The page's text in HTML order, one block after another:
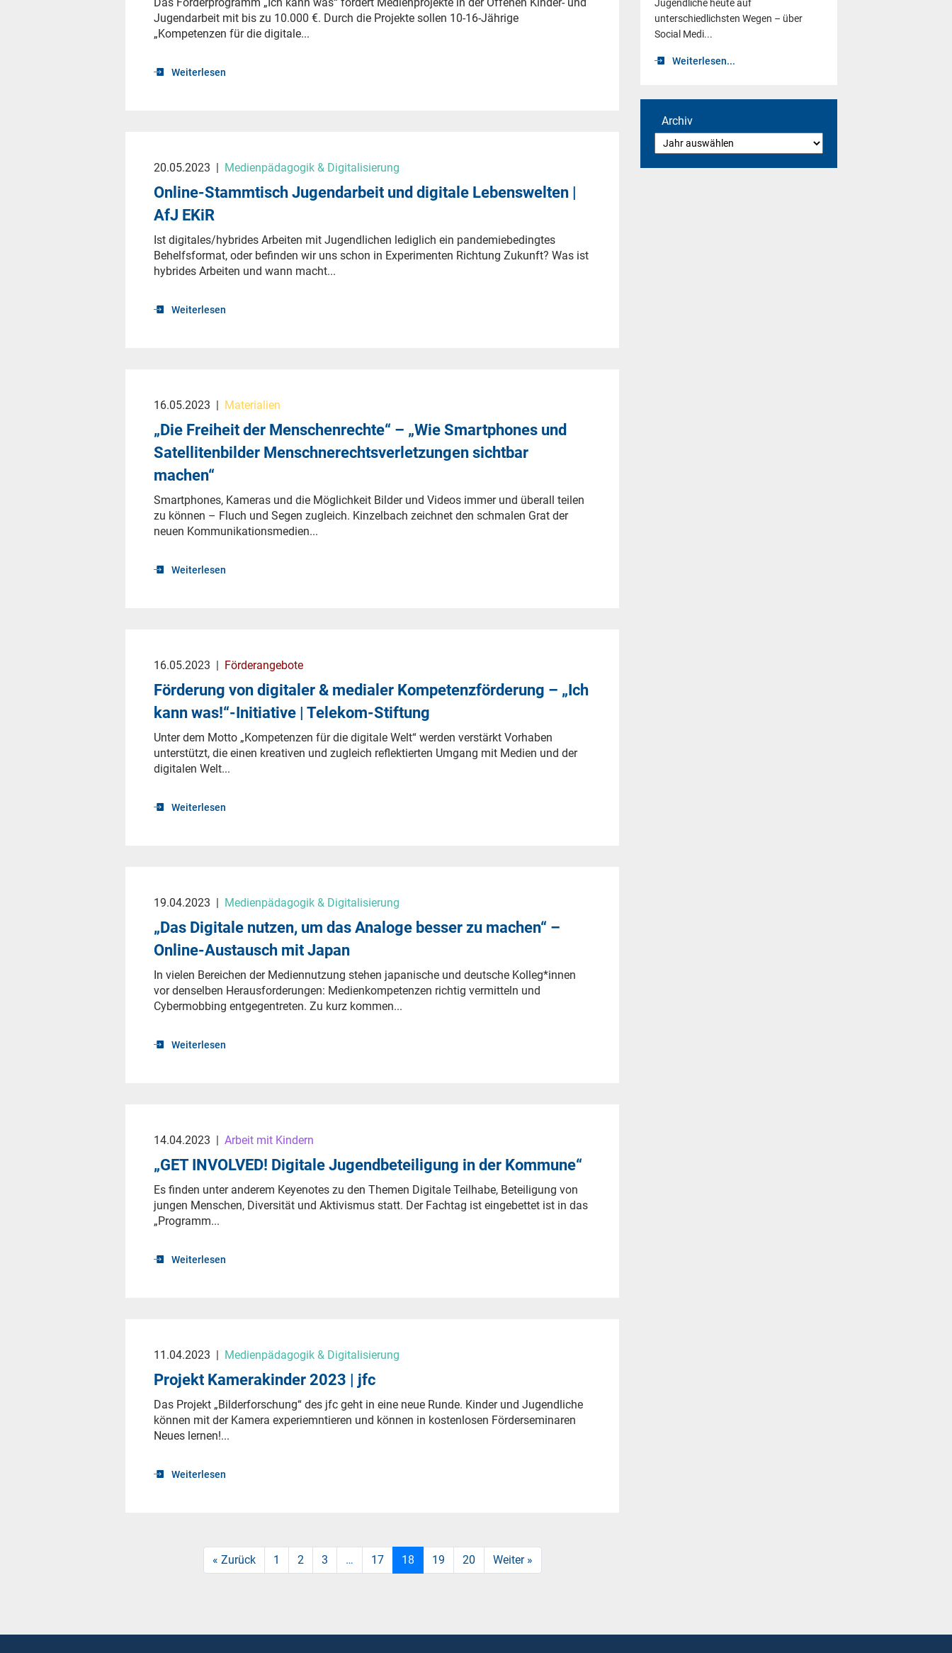
Jugendarbeit mit bis zu 10.000 €. Durch die Projekte sollen 10-16-Jährige
„Kompetenzen für die digitale...
Weiterlesen
20.05.2023 | Medienpädagogik & Digitalisierung
Online-Stammtisch Jugendarbeit und digitale Lebenswelten |
AfJ EKiR
Ist digitales/hybrides Arbeiten mit Jugendlichen lediglich ein pandemiebedingtes
Behelfsformat, oder befinden wir uns schon in Experimenten Richtung Zukunft? Was ist
hybrides Arbeiten und wann macht...
Weiterlesen
16.05.2023 | Materialien
„Die Freiheit der Menschenrechte“ – „Wie Smartphones und
Satellitenbilder Menschnerechtsverletzungen sichtbar
machen“
Smartphones, Kameras und die Möglichkeit Bilder und Videos immer und überall teilen
zu können – Fluch und Segen zugleich. Kinzelbach zeichnet den schmalen Grat der
neuen Kommunikationsmedien...
Weiterlesen
16.05.2023 | Förderangebote
Förderung von digitaler & medialer Kompetenzförderung – „Ich
kann was!“-Initiative | Telekom-Stiftung
Unter dem Motto „Kompetenzen für die digitale Welt“ werden verstärkt Vorhaben
unterstützt, die einen kreativen und zugleich reflektierten Umgang mit Medien und der
digitalen Welt...
Weiterlesen
19.04.2023 | Medienpädagogik & Digitalisierung
„Das Digitale nutzen, um das Analoge besser zu machen“ –
Online-Austausch mit Japan
In vielen Bereichen der Mediennutzung stehen japanische und deutsche Kolleg*innen
vor denselben Herausforderungen: Medienkompetenzen richtig vermitteln und
Cybermobbing entgegentreten. Zu kurz kommen...
Weiterlesen
14.04.2023 | Arbeit mit Kindern
„GET INVOLVED! Digitale Jugendbeteiligung in der Kommune“
Es finden unter anderem Keyenotes zu den Themen Digitale Teilhabe, Beteiligung von
jungen Menschen, Diversität und Aktivismus statt. Der Fachtag ist eingebettet ist in das
„Programm...
Weiterlesen
11.04.2023 | Medienpädagogik & Digitalisierung
Projekt Kamerakinder 2023 | jfc
Das Projekt „Bilderforschung“ des jfc geht in eine neue Runde. Kinder und Jugendliche
können mit der Kamera experiemntieren und können in kostenlosen Förderseminaren
Neues lernen!...
Weiterlesen
« Zurück 1 2 3 … 17 18 19 20 Weiter »
Jugendliche heute auf
unterschiedlichsten Wegen – über
Social Medi...
Weiterlesen...
Archiv